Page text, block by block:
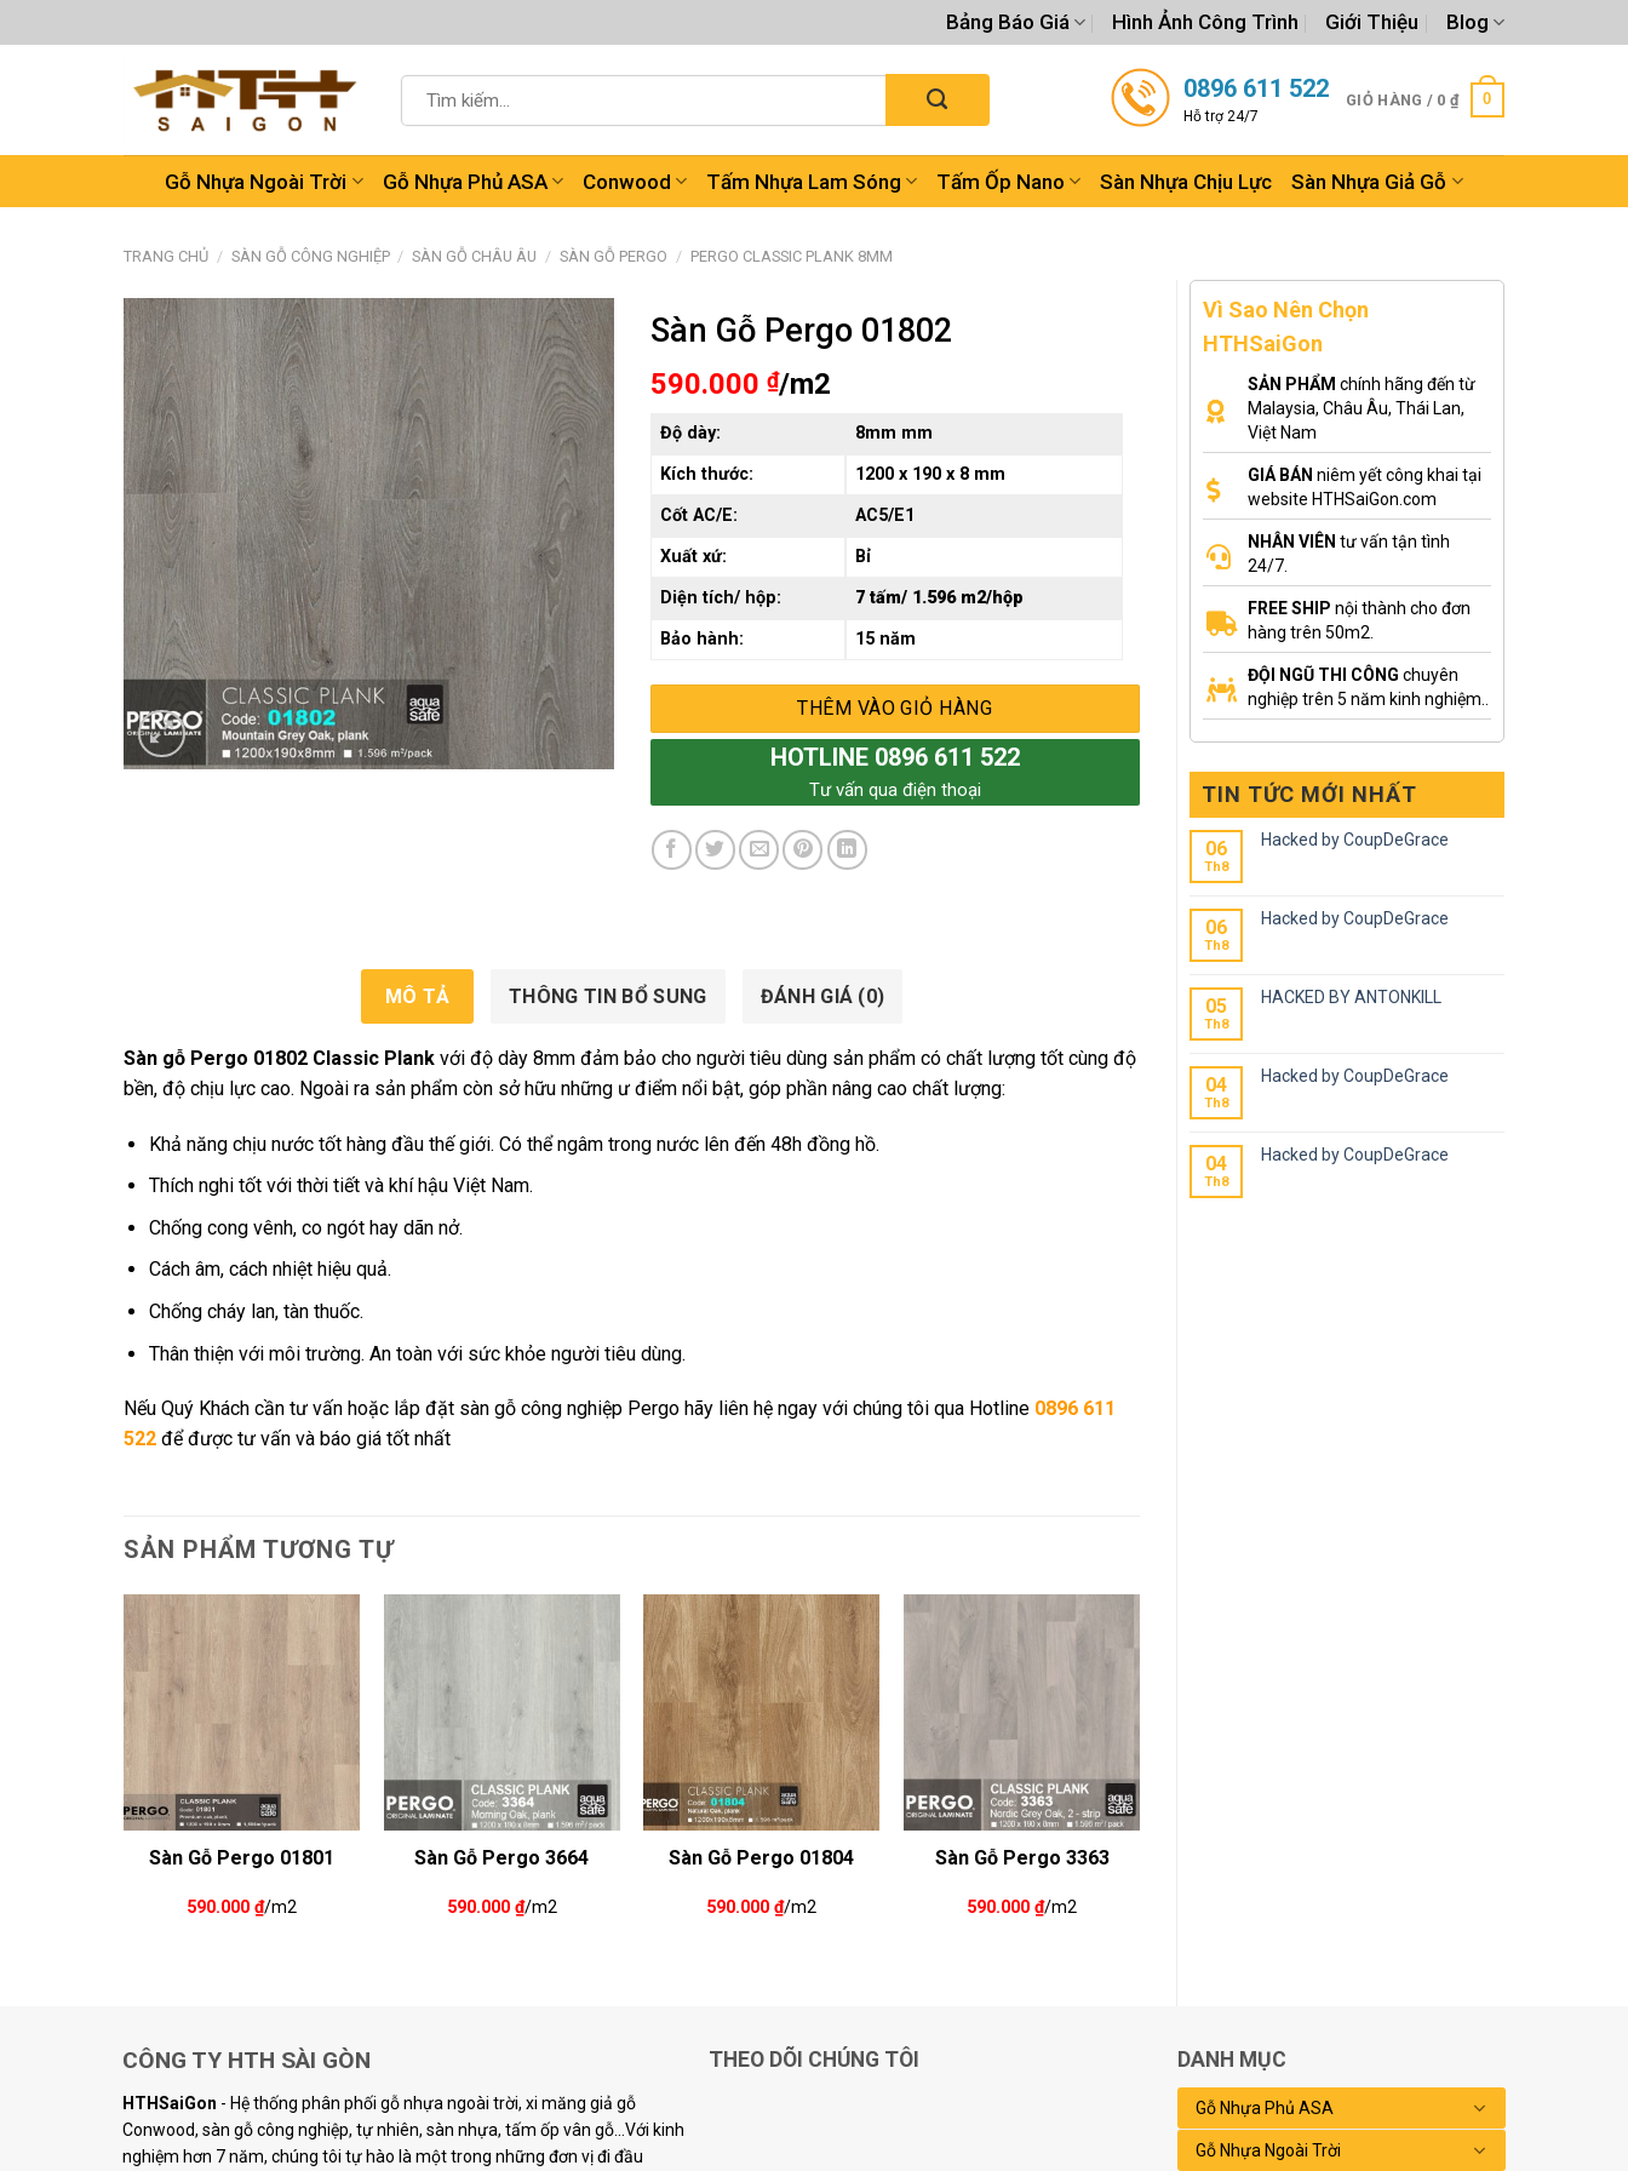
đến
Bảng Báo Giá Hình Ảnh Công Trình Giới Thiệu Blog
kiếm:
0896 611 522
Hỗ trợ 24/7
GIỎ HÀNG / 0 ₫ 0
Gỗ Nhựa Ngoài Trời Gỗ Nhựa Phủ ASA Conwood Tấm Nhựa Lam Sóng Tấm Ốp Nano Sàn Nhựa Chịu Lực Sàn Nhựa Giả Gỗ
TRANG CHỦ / SÀN GỖ CÔNG NGHIỆP / SÀN GỖ CHÂU ÂU / SÀN GỖ PERGO / PERGO CLASSIC PLANK 8MM
Vì Sao Nên Chọn
HTHSaiGon
SẢN PHẨM chính hãng đến từ
Malaysia, Châu Âu, Thái Lan,
Việt Nam
GIÁ BÁN niêm yết công khai tại
website HTHSaiGon.com
NHÂN VIÊN tư vấn tận tình
24/7.
FREE SHIP nội thành cho đơn
hàng trên 50m2.
ĐỘI NGŨ THI CÔNG chuyên
nghiệp trên 5 năm kinh nghiệm..
TIN TỨC MỚI NHẤT
06
Th8
Hacked by CoupDeGrace
06
Th8
Hacked by CoupDeGrace
05
Th8
HACKED BY ANTONKILL
04
Th8
Hacked by CoupDeGrace
04
Th8
Hacked by CoupDeGrace
Sàn Gỗ Pergo 01802
590.000 ₫/m2
Độ dày:
8mm mm
Kích thước:
1200 x 190 x 8 mm
Cốt AC/E:
AC5/E1
Xuất xứ:
Bỉ
Diện tích/ hộp:
7 tấm/ 1.596 m2/hộp
Bảo hành:
15 năm
THÊM VÀO GIỎ HÀNG
HOTLINE 0896 611 522
Tư vấn qua điện thoại
MÔ TẢ THÔNG TIN BỔ SUNG ĐÁNH GIÁ (0)
Sàn gỗ Pergo 01802 Classic Plank với độ dày 8mm đảm bảo cho người tiêu dùng sản phẩm có chất lượng tốt cùng độ
bền, độ chịu lực cao. Ngoài ra sản phẩm còn sở hữu những ư điểm nổi bật, góp phần nâng cao chất lượng:
Khả năng chịu nước tốt hàng đầu thế giới. Có thể ngâm trong nước lên đến 48h đồng hồ.
Thích nghi tốt với thời tiết và khí hậu Việt Nam.
Chống cong vênh, co ngót hay dãn nở.
Cách âm, cách nhiệt hiệu quả.
Chống cháy lan, tàn thuốc.
Thân thiện với môi trường. An toàn với sức khỏe người tiêu dùng.
Nếu Quý Khách cần tư vấn hoặc lắp đặt sàn gỗ công nghiệp Pergo hãy liên hệ ngay với chúng tôi qua Hotline 0896 611
522 để được tư vấn và báo giá tốt nhất
SẢN PHẨM TƯƠNG TỰ
Sàn Gỗ Pergo 01801
590.000 ₫/m2
Sàn Gỗ Pergo 3664
590.000 ₫/m2
Sàn Gỗ Pergo 01804
590.000₫/m2
Sàn Gỗ Pergo 3363
590.000₫/m2
CÔNG TY HTH SÀI GÒN
HTHSaiGon - Hệ thống phân phối gỗ nhựa ngoài trời, xi măng giả gỗ
Conwood, sàn gỗ công nghiệp, tự nhiên, sàn nhựa, tấm ốp vân gỗ...Với kinh
nghiệm hơn 7 năm, chúng tôi tự hào là một trong những đơn vị đi đầu
THEO DÕI CHÚNG TÔI DANH MỤC
Gỗ Nhựa Phủ ASA
Gỗ Nhựa Ngoài Trời